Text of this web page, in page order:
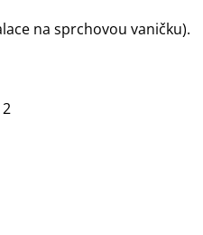
na sprchovou vaničku).